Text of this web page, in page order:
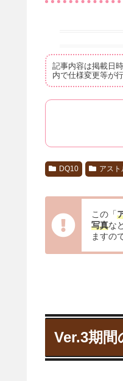
記事内容は掲載日
内で仕様変更等が
DQ10 アス
この「
写真な
ますの
Ver.3期